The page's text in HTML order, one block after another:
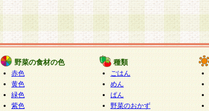
野菜の食材の色
赤色
黄色
緑色
紫色
種類
ごはん
めん
ぱん
野菜のおかず